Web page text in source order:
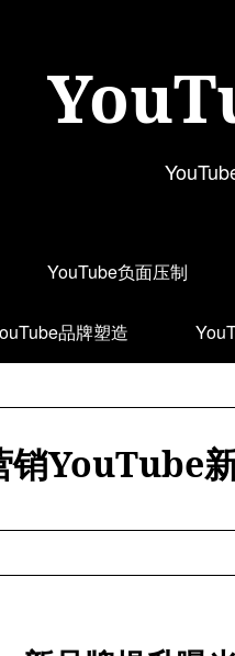
YouTube负面压制
品牌塑造
销YouTube